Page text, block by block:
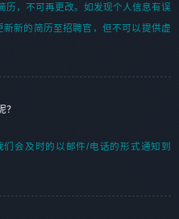
历，不可再更改。如发现个人信息有误
新的简历至招聘官，但不可以提供虚
？
会及时的以邮件/电话的形式通知到